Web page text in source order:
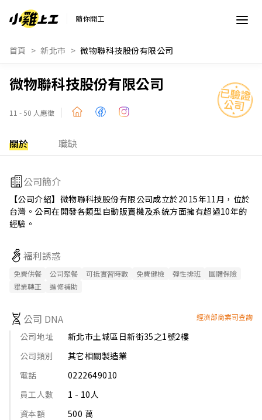
隨你開工
首頁 新北市 微物聯科技股份有限公司
微物聯科技股份有限公司
11 - 50 人應徵
關於 職缺
公司簡介
【公司介紹】微物聯科技股份有限公司成立於2015年11月，位於
台灣。公司在開發各類型自動販賣機及系統方面擁有超過10年的
經驗。
福利誘惑
免費供餐 公司聚餐 可抵實習時數 免費健檢 彈性排班
團體保險
畢業轉正
進修補助
公司 DNA 經濟部商業司查詢
公司地址
新北市土城區日新街35之1號2樓
公司類別
其它相關製造業
電話
0222649010
員工人數
1 - 10人
資本額
500 萬